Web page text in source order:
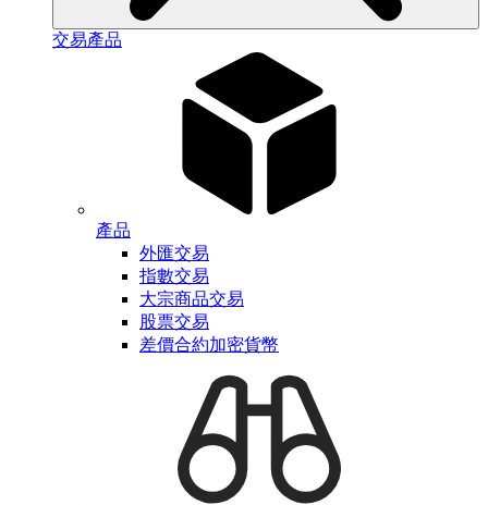
交易產品
產品
外匯交易
指數交易
大宗商品交易
股票交易
差價合約加密貨幣